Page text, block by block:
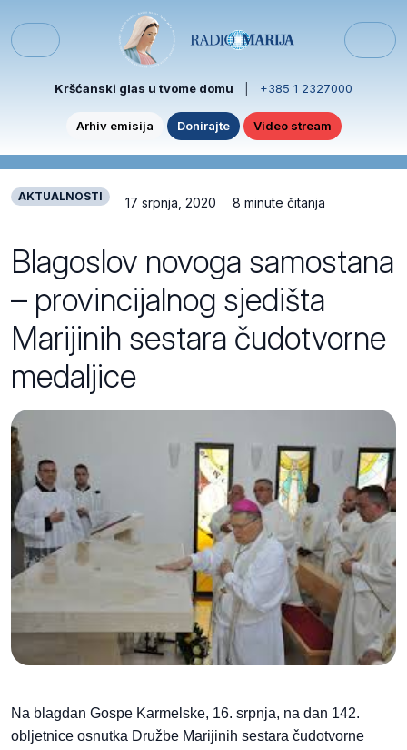
Menu
Kršćanski glas u tvome domu +385 1 2327000
Arhiv emisija Donirajte Video stream
AKTUALNOSTI 17 srpnja, 2020 8 minute čitanja
Blagoslov novoga samostana
– provincijalnog sjedišta
Marijinih sestara čudotvorne
medaljice
Na blagdan Gospe Karmelske, 16. srpnja, na dan 142.
obljetnice osnutka Družbe Marijinih sestara čudotvorne